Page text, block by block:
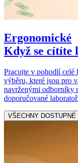
Ergonomické
Když se cítíte
Pracujte v pohodlí celé
výběru, které jsou pro
navrženými odborníky
doporučované
VŠECHNY DOSTUPNÉ